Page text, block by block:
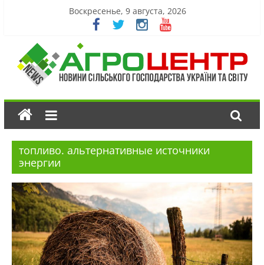
Воскресенье, 9 августа, 2026
топливо. альтернативные источники
энергии